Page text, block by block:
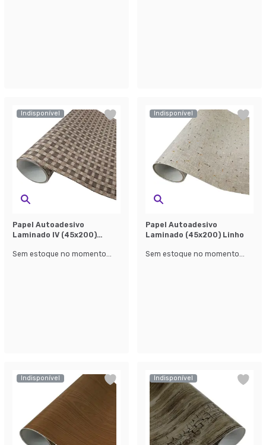
Indisponível
Papel Autoadesivo
Laminado lV (45x200)
Sem estoque no momento...
Indisponível
Papel Autoadesivo
Laminado (45x200) Linho
Sem estoque no momento...
Indisponível Indisponível